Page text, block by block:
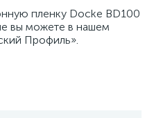
пленку Docke BD100
вы можете в нашем
Профиль».